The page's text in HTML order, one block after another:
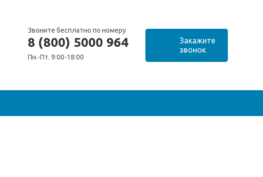
Звоните бесплатно по номеру
8 (800) 5000 964
Пн.-Пт. 9:00-18:00